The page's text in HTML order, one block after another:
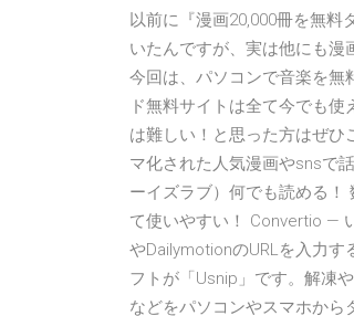
以前に『漫画20,000冊を無料
いたんですが、実は他にも漫
今回は、パソコンで音楽を無
ド無料サイトは全て今でも
は難しい！と思った方はぜひ
マ化された人気漫画やsnsで
ーイズラブ）何でも読める！
て使いやすい！ Convertio —
やDailymotionのURLを入力
フトが「Usnip」です。解凍
などをパソコンやスマホか